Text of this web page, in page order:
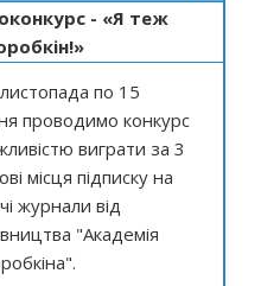
- «Я теж
по 15
проводимо конкурс
виграти за 3
місця підписку на
журнали від
"Академія